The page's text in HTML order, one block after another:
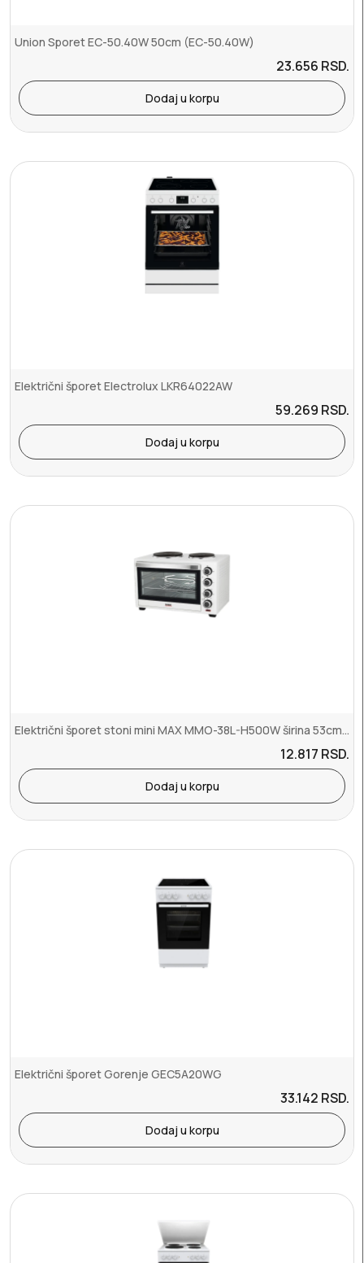
Union Sporet EC-50.40W 50cm (EC-50.40W)
23.656 RSD.
Dodaj u korpu
Električni šporet Electrolux LKR64022AW
59.269 RSD.
Dodaj u korpu
Električni šporet stoni mini MAX MMO-38L-H500W širina 53cm 2x struj...
12.817 RSD.
Dodaj u korpu
Električni šporet Gorenje GEC5A20WG
33.142 RSD.
Dodaj u korpu